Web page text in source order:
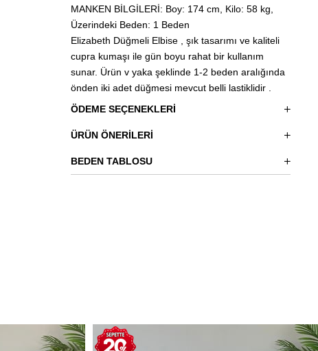
MANKEN BİLGİLERİ: Boy: 174 cm, Kilo: 58 kg,
Üzerindeki Beden: 1 Beden
Elizabeth Düğmeli Elbise , şık tasarımı ve kaliteli
cupra kumaşı ile gün boyu rahat bir kullanım
sunar. Ürün v yaka şeklinde 1-2 beden aralığında
önden iki adet düğmesi mevcut belli lastiklidir .
ÖDEME SEÇENEKLERI
ÜRÜN ÖNERILERI
BEDEN TABLOSU